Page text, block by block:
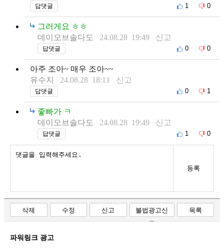
답댓글 1 0
그러게요 ㅎㅎ
데이오브솔다도
24.08.28 19:49 신고
답댓글 0 0
아주 조아~ 매우 조아~~
유수지
24.08.28 18:11 신고
답댓글 0 1
좋빠가 ㅋ
데이오브솔다도
24.08.28 19:49 신고
답댓글 1 0
등록
삭제 수정 신고
불법광고신
고
목록
파워링크 광고